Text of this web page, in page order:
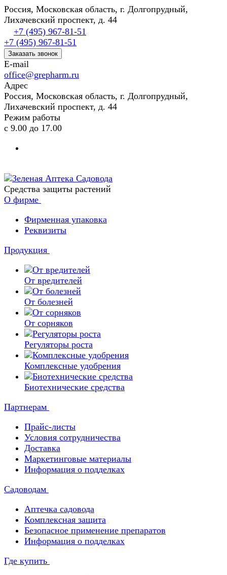
Россия, Московская область, г. Долгопрудный,
Лихачевский проспект, д. 44
+7 (495) 967-81-51
+7 (495) 967-81-51
Заказать звонок
E-mail
office@grepharm.ru
Адрес
Россия, Московская область, г. Долгопрудный,
Лихачевский проспект, д. 44
Режим работы
с 9.00 до 17.00
Средства защиты растений
О фирме
Фирменная упаковка
Реквизиты
Продукция
От вредителей
От болезней
От сорняков
Регуляторы роста
Комплексные удобрения
Биотехнические средства
Партнерам
Прайс-листы
Условия сотрудничества
Доставка
Маркетинговые материалы
Информация о подделках
Садоводам
Аптечка садовода
Комплексная защита
Безопасное применение препаратов
Информация о подделках
Где купить